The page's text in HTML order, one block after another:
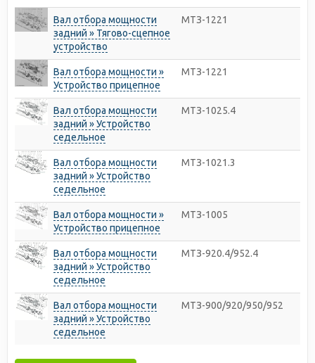
Вал отбора мощности
задний » Тягово-сцепное
устройство
МТЗ-1221
Вал отбора мощности »
Устройство прицепное
МТЗ-1221
Baл отбора мощности
задний » Устройство
седельное
МТЗ-1025.4
Вал отбора мощности
задний » Устройство
седельное
МТЗ-1021.3
Вал отбора мощности »
Устройство прицепное
МТЗ-1005
Вал отбора мощности
задний » Устройство
седельное
МТЗ-920.4/952.4
Вал отбора мощности
задний » Устройство
седельное
МТЗ-900/920/950/952